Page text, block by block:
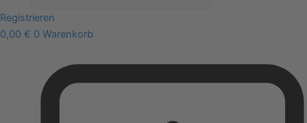
Registrieren
0,00 € 0 Warenkorb